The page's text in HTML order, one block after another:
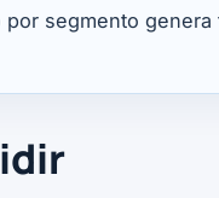
segmento genera